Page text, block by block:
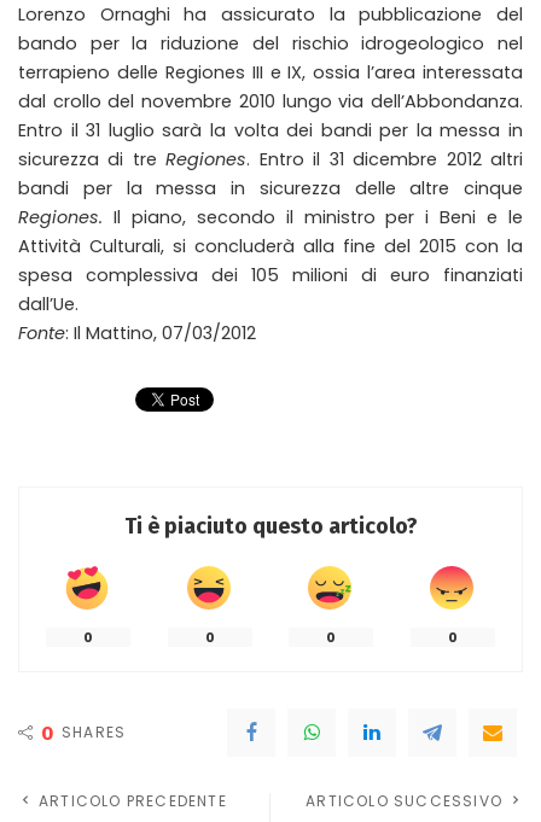
Lorenzo Ornaghi ha assicurato la pubblicazione del
bando per la riduzione del rischio idrogeologico nel
terrapieno delle Regiones III e IX, ossia l’area interessata
dal crollo del novembre 2010 lungo via dell’Abbondanza.
Entro il 31 luglio sarà la volta dei bandi per la messa in
sicurezza di treRegiones. Entro il 31 dicembre 2012 altri
bandi per la messa in sicurezza delle altre cinque
Regiones. Il piano, secondo il ministro per i Beni e le
Attività Culturali, si concluderà alla fine del 2015 con la
spesa complessiva dei 105 milioni di euro finanziati
dall’Ue.
Fonte: Il Mattino, 07/03/2012
Ti è piaciuto questo articolo?
0 0 0 0
0 SHARES
ARTICOLO PRECEDENTE ARTICOLO SUCCESSIVO